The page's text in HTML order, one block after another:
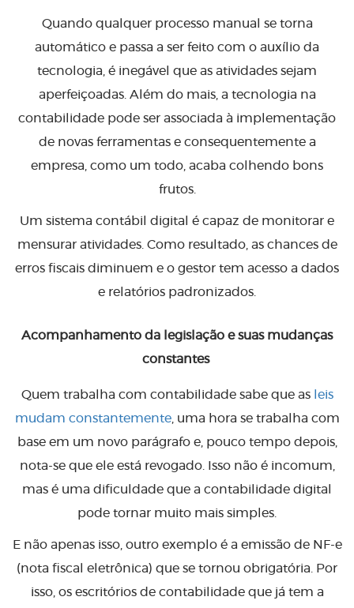
Quando qualquer processo manual se torna
automático e passa a ser feito com o auxílio da
tecnologia, é inegável que as atividades sejam
aperfeiçoadas. Além do mais, a tecnologia na
contabilidade pode ser associada à implementação
de novas ferramentas e consequentemente a
empresa, como um todo, acaba colhendo bons
frutos.
Um sistema contábil digital é capaz de monitorar e
mensurar atividades. Como resultado, as chances de
erros fiscais diminuem e o gestor tem acesso a dados
e relatórios padronizados.
Acompanhamento da legislação e suas mudanças
constantes
Quem trabalha com contabilidade sabe que as leis
mudam constantemente, uma hora se trabalha com
base em um novo parágrafo e, pouco tempo depois,
nota-se que ele está revogado. Isso não é incomum,
mas é uma dificuldade que a contabilidade digital
pode tornar muito mais simples.
E não apenas isso, outro exemplo é a emissão de NF-e
(nota fiscal eletrônica) que se tornou obrigatória. Por
isso, os escritórios de contabilidade que já tem a